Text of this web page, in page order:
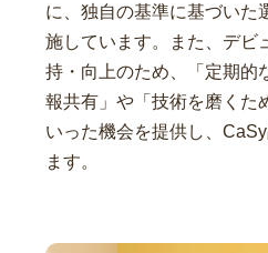
に、独自の基準に基づいた
施しています。また、デビ
持・向上のため、「定期的
報共有」や「技術を磨くた
いった機会を提供し、
ます。